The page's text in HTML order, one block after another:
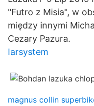
"Futro z Misia", w
między innymi
Cezary Pazura.
Iarsystem
magnus collin